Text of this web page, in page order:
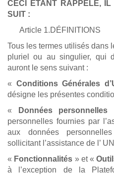
CECI ÉTANT RAPPELÉ, IL
SUIT :
Article 1.DÉFINITIONS
Tous les termes utilisés dans
pluriel ou au singulier, qui
auront le sens suivant :
« Conditions Générales
désigne les présentes
«
Données personnelles
personnelles fournies par
aux données
sollicitant l’assistance de l’
« Fonctionnalités » et «
à l’exception de la